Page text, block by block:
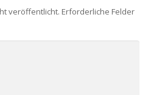
veröffentlicht. Erforderliche Felder